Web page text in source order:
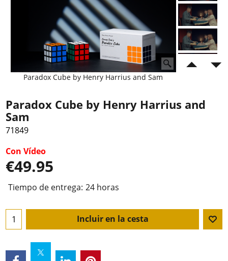
Paradox Cube by Henry Harrius and Sam
Paradox Cube by Henry Harrius and
Sam
71849
Con Vídeo
€49.95
Tiempo de entrega: 24 horas
Incluir en la cesta